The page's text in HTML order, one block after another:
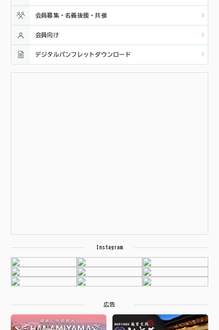
会員募集・名義後援・共催
会員向け
デジタルパンフレットダウンロード
Instagram
広告